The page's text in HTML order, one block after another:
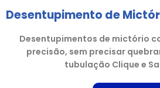
Desentupimento de
Desentupimentos de mictório
precisão, sem precisar
tubulação Clique e